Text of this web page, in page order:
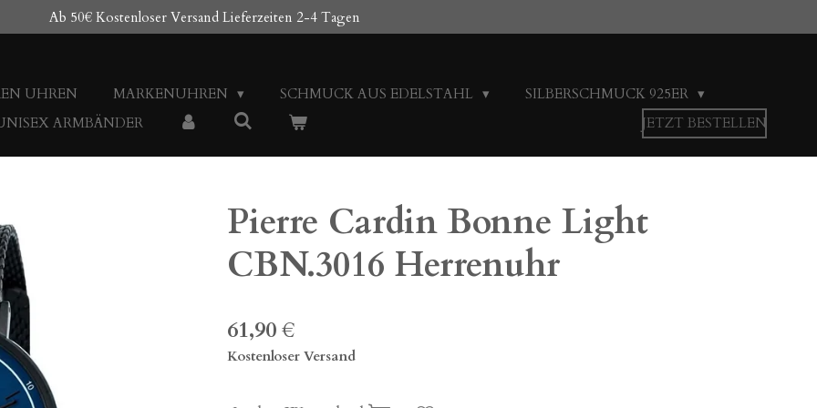
Ab 50€ Kostenloser Versand Lieferzeiten 2-4 Tagen
UHREN MARKENUHREN SCHMUCK AUS EDELSTAHL
SILBERSCHMUCK 925ER
ARMBÄNDER JETZT BESTELLEN
Pierre Cardin Bonne Light
CBN.3016 Herrenuhr
61,90 €
Kostenloser Versand